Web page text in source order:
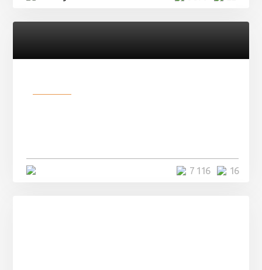
16
7 116